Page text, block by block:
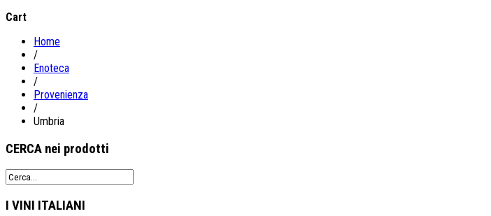
Cart
Home
/
Enoteca
/
Provenienza
/
Umbria
CERCA nei prodotti
I VINI ITALIANI